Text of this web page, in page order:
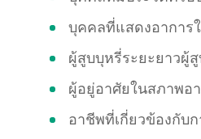
บุคคลที่แสดงอาการ
ผู้สูบบุหรี่ระยะยาวผู้
ผู้อยู่อาศัยในสภาพอ
อาชีพที่เกี่ยวข้องกับ